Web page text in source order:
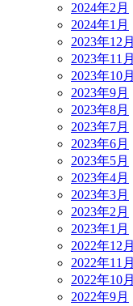
2024年2月
2024年1月
2023年12月
2023年11月
2023年10月
2023年9月
2023年8月
2023年7月
2023年6月
2023年5月
2023年4月
2023年3月
2023年2月
2023年1月
2022年12月
2022年11月
2022年10月
2022年9月